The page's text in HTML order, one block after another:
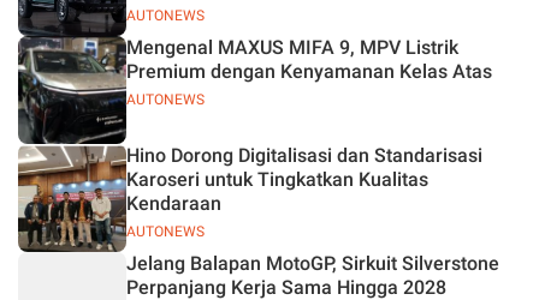
AUTONEWS
AUTONEWS
Mengenal MAXUS MIFA 9, MPV Listrik
Premium dengan Kenyamanan Kelas Atas
AUTONEWS
Hino Dorong Digitalisasi dan Standarisasi
Karoseri untuk Tingkatkan Kualitas
Kendaraan
Jelang Balapan MotoGP, Sirkuit Silverstone
Perpanjang Kerja Sama Hingga 2028